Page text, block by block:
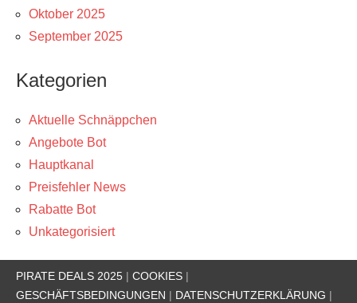
Oktober 2025
September 2025
Kategorien
Aktuelle Schnäppchen
Angebote Bot
Hauptkanal
Preisfehler News
Rabatte Bot
Unkategorisiert
PIRATE DEALS 2025 | COOKIES |
GESCHÄFTSBEDINGUNGEN | DATENSCHUTZERKLÄRUNG |